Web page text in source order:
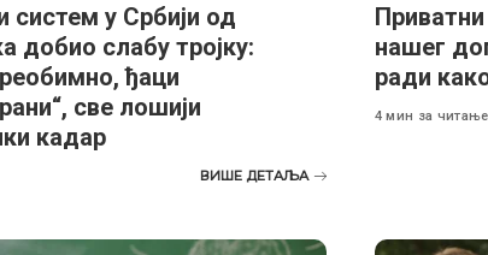
систем у Србији од
добио слабу тројку:
ђаци
све лошији
кадар
ВИШЕ ДЕТАЉА
нашег
ради
4 мин за читање